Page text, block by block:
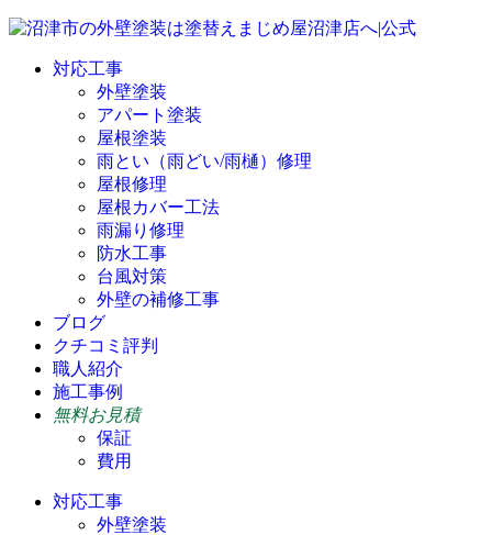
対応工事
外壁塗装
アパート塗装
屋根塗装
雨とい（雨どい/雨樋）修理
屋根修理
屋根カバー工法
雨漏り修理
防水工事
台風対策
外壁の補修工事
ブログ
クチコミ評判
職人紹介
施工事例
無料お見積
保証
費用
対応工事
外壁塗装